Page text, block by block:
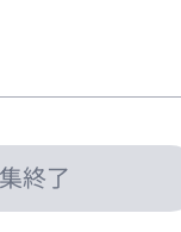
終了